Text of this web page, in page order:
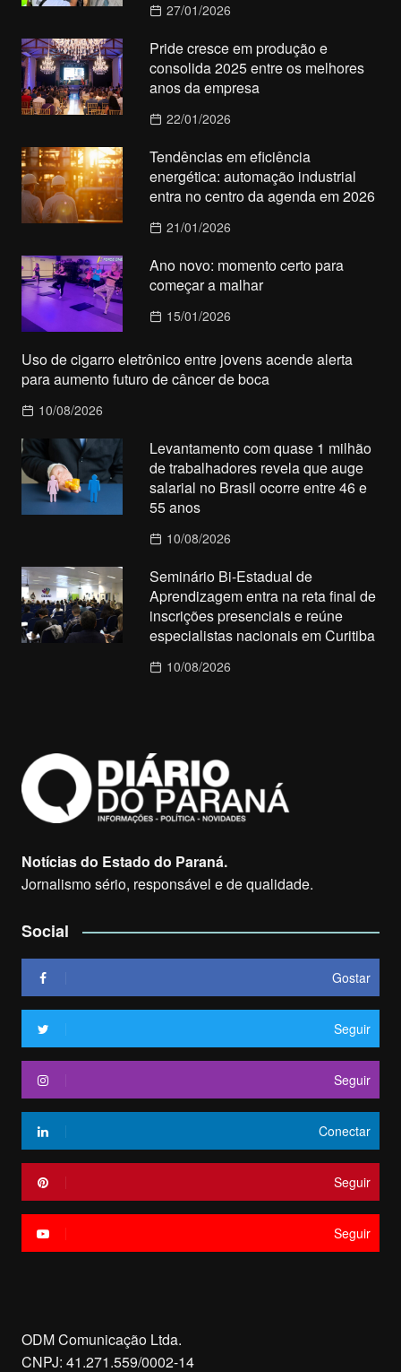
27/01/2026
Pride cresce em produção e
consolida 2025 entre os melhores
anos da empresa
22/01/2026
Tendências em eficiência
energética: automação industrial
entra no centro da agenda em 2026
21/01/2026
Ano novo: momento certo para
começar a malhar
15/01/2026
Uso de cigarro eletrônico entre jovens acende alerta
para aumento futuro de câncer de boca
10/08/2026
Levantamento com quase 1 milhão
de trabalhadores revela que auge
salarial no Brasil ocorre entre 46 e
55 anos
10/08/2026
Seminário Bi-Estadual de
Aprendizagem entra na reta final de
inscrições presenciais e reúne
especialistas nacionais em Curitiba
10/08/2026
Notícias do Estado do Paraná.
Jornalismo sério, responsável e de qualidade.
Social
Gostar
Seguir
Seguir
Conectar
Seguir
Seguir
ODM Comunicação Ltda.
CNPJ: 41.271.559/0002-14